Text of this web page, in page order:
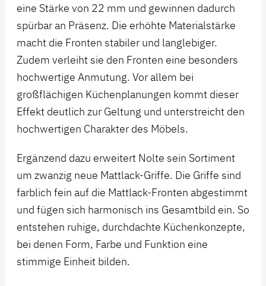
eine Stärke von 22 mm und gewinnen dadurch
spürbar an Präsenz. Die erhöhte Materialstärke
macht die Fronten stabiler und langlebiger.
Zudem verleiht sie den Fronten eine besonders
hochwertige Anmutung. Vor allem bei
großflächigen Küchenplanungen kommt dieser
Effekt deutlich zur Geltung und unterstreicht den
hochwertigen Charakter des Möbels.
Ergänzend dazu erweitert Nolte sein Sortiment
um zwanzig neue Mattlack-Griffe. Die Griffe sind
farblich fein auf die Mattlack-Fronten abgestimmt
und fügen sich harmonisch ins Gesamtbild ein. So
entstehen ruhige, durchdachte Küchenkonzepte,
bei denen Form, Farbe und Funktion eine
stimmige Einheit bilden.